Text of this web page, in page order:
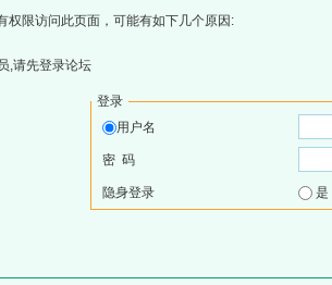
权限访问此页面，可能有如下几个原因:
,请先登录论坛
登录
用户名
密 码
隐身登录